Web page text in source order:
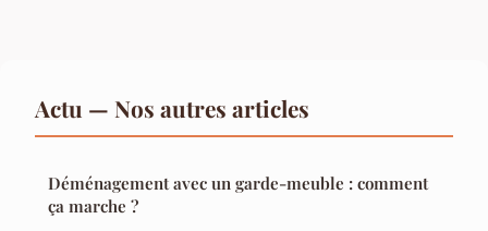
Actu — Nos autres articles
Déménagement avec un garde-meuble : comment
ça marche ?